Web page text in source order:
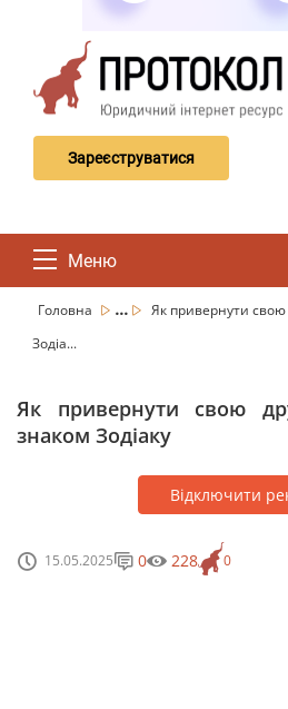
Зареєструватися
Меню
Головна ...
Як привернути свою
Зодіа...
Як привернути свою
знаком Зодіаку
Відключити
15.05.2025 0
0 228